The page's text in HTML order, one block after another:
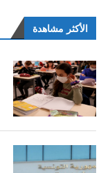
الأكثر مشاهدة